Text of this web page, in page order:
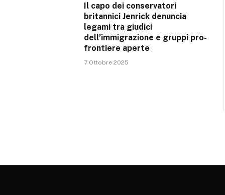
Il capo dei conservatori
britannici Jenrick denuncia
legami tra giudici
dell’immigrazione e gruppi pro-
frontiere aperte
7 Ottobre 2025